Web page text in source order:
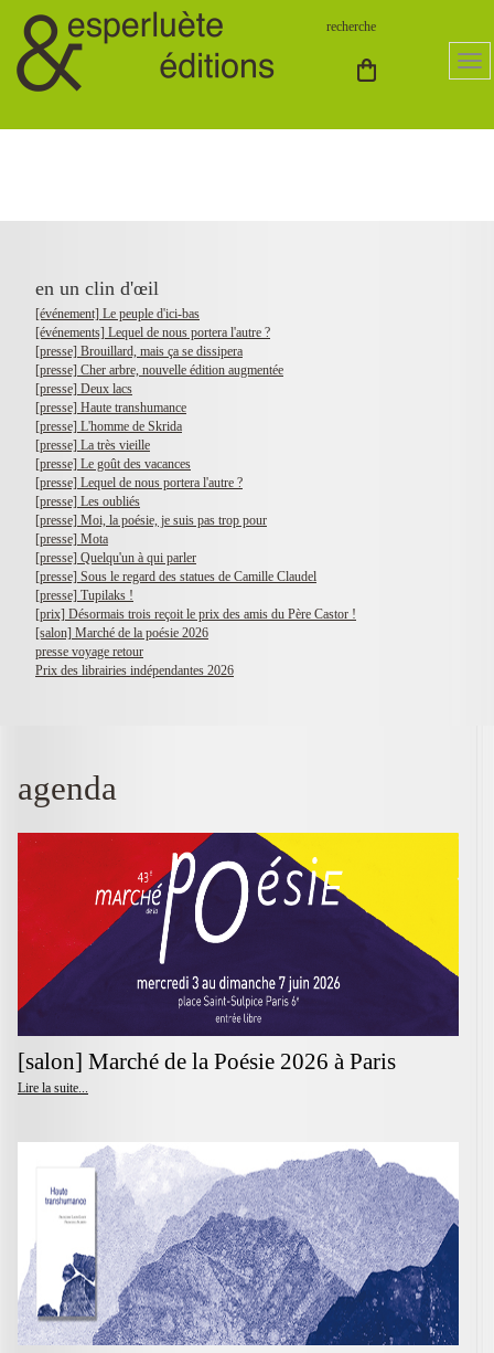
en un clin d'œil
[événement] Le peuple d'ici-bas
[événements] Lequel de nous portera l'autre ?
[presse] Brouillard, mais ça se dissipera
[presse] Cher arbre, nouvelle édition augmentée
[presse] Deux lacs
[presse] Haute transhumance
[presse] L'homme de Skrida
[presse] La très vieille
[presse] Le goût des vacances
[presse] Lequel de nous portera l'autre ?
[presse] Les oubliés
[presse] Moi, la poésie, je suis pas trop pour
[presse] Mota
[presse] Quelqu'un à qui parler
[presse] Sous le regard des statues de Camille Claudel
[presse] Tupilaks !
[prix] Désormais trois reçoit le prix des amis du Père Castor !
[salon] Marché de la poésie 2026
presse voyage retour
Prix des librairies indépendantes 2026
agenda
[salon] Marché de la Poésie 2026 à Paris
Lire la suite...